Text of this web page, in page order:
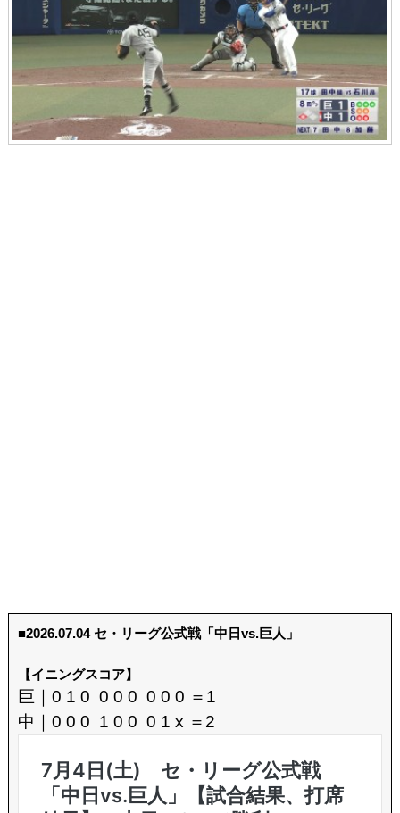
■2026.07.04 セ・リーグ公式戦「中日vs.巨人」
【イニングスコア】
巨｜0 1 0 0 0 0 0 0 0 ＝1
中｜0 0 0 1 0 0 0 1 x ＝2